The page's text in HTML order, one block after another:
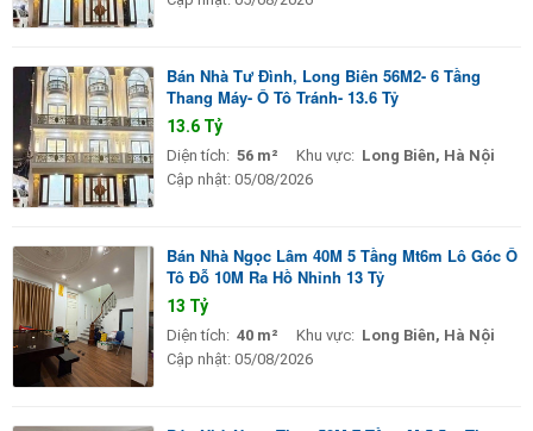
Bán Nhà Tư Đình, Long Biên 56M2- 6 Tầng
Thang Máy- Ô Tô Tránh- 13.6 Tỷ
13.6 Tỷ
Diện tích: 56 m² Khu vực: Long Biên, Hà Nội
Cập nhật: 05/08/2026
Bán Nhà Ngọc Lâm 40M 5 Tầng Mt6m Lô Góc Ô
Tô Đỗ 10M Ra Hồ Nhỉnh 13 Tỷ
13 Tỷ
Diện tích: 40 m² Khu vực: Long Biên, Hà Nội
Cập nhật: 05/08/2026